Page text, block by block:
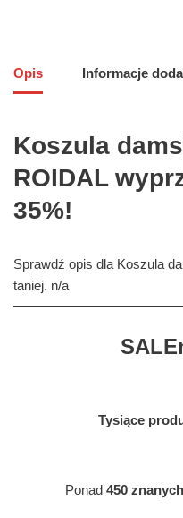
Opis Informacje
Koszula
ROIDAL
35%!
Sprawdź opis dla Koszula
taniej. n/a
Tysiące
Ponad 450